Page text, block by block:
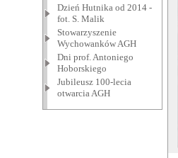
Dzień Hutnika od 2014 -
fot. S. Malik
Stowarzyszenie
Wychowanków AGH
Dni prof. Antoniego
Hoborskiego
Jubileusz 100-lecia
otwarcia AGH